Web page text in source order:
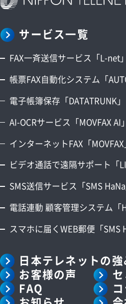
サービス一覧
FAX一斉送信サービス「L-net」
帳票FAX自動化システム「
電子帳簿保存「DATATRUNK」
AI-OCRサービス「MOVFAX AI」
インターネットFAX「MOVFAX
ビデオ通話で遠隔サポート「
SMS送信サービス「SMS HaNa
電話連動 顧客管理システム「
スマホに届くWEB郵便「SMS
日本テレネットの強
お客様の声
FAQ